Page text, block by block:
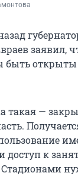
заявил,
быть открыты
такая —
доступ к
Стадионами